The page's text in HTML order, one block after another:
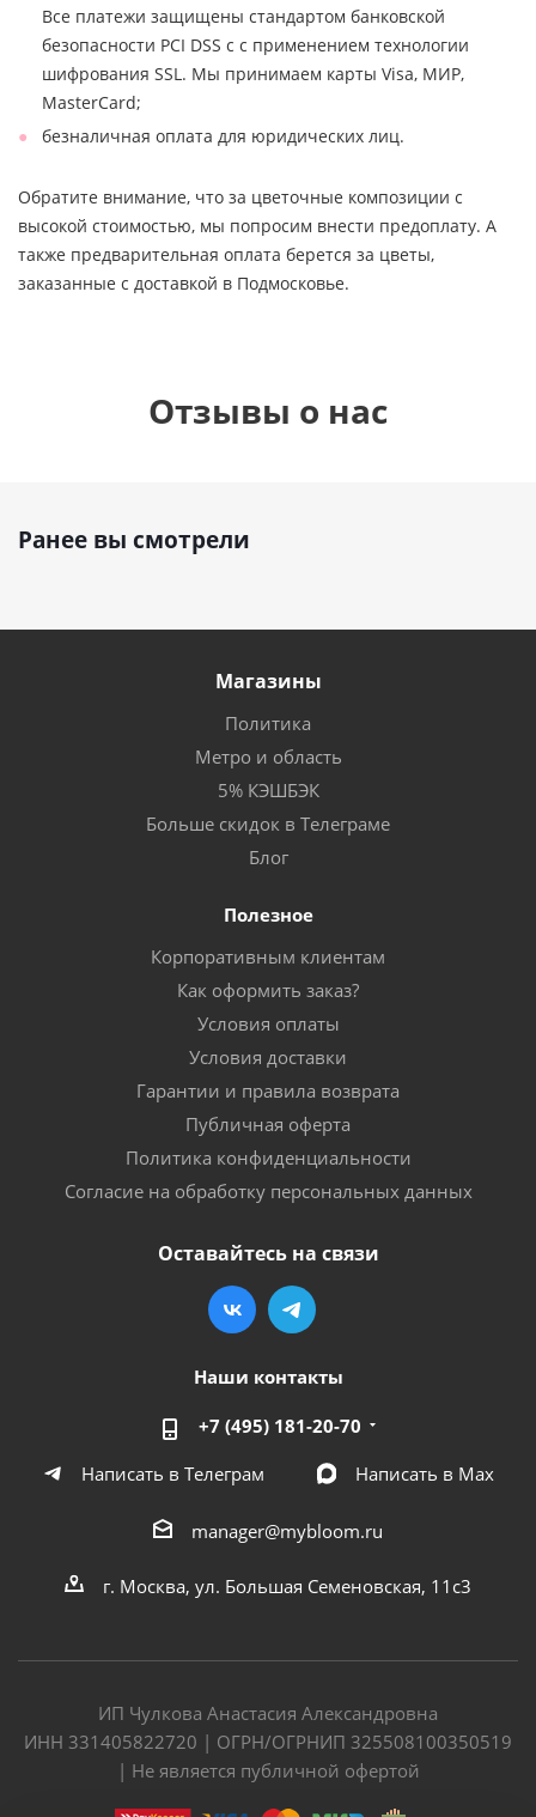
Все платежи защищены стандартом банковской
безопасности PCI DSS с с применением технологии
шифрования SSL. Мы принимаем карты Visa, МИР,
MasterCard;
безналичная оплата для юридических лиц.
Обратите внимание, что за цветочные композиции с
высокой стоимостью, мы попросим внести предоплату. А
также предварительная оплата берется за цветы,
заказанные с доставкой в Подмосковье.
Отзывы о нас
Ранее вы смотрели
Магазины
Политика
Метро и область
5% КЭШБЭК
Больше скидок в Телеграме
Блог
Полезное
Корпоративным клиентам
Как оформить заказ?
Условия оплаты
Условия доставки
Гарантии и правила возврата
Публичная оферта
Политика конфиденциальности
Согласие на обработку персональных данных
Оставайтесь на связи
Наши контакты
+7 (495) 181-20-70
Написать в Телеграм
Написать в Мах
manager@mybloom.ru
г. Москва, ул. Большая Семеновская, 11с3
ИП Чулкова Анастасия Александровна
ИНН 331405822720 | ОГРН/ОГРНИП 325508100350519
| Не является публичной офертой